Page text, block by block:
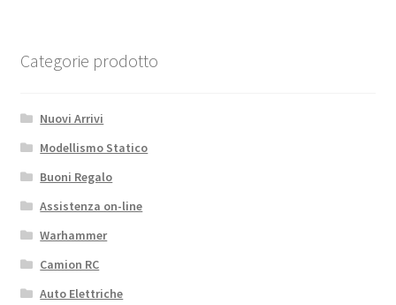
Categorie prodotto
Nuovi Arrivi
Modellismo Statico
Buoni Regalo
Assistenza on-line
Warhammer
Camion RC
Auto Elettriche